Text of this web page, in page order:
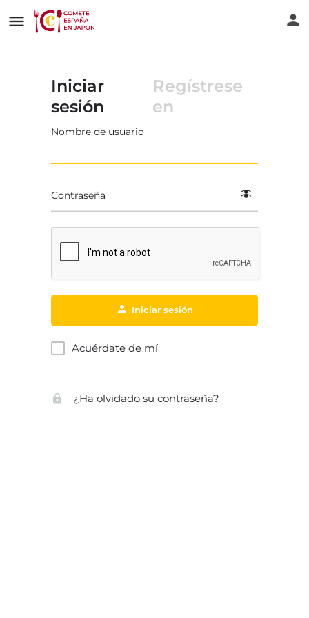
Iniciar
sesión
Regístrese
en
Nombre de usuario
Contraseña
Iniciar sesión
Acuérdate de mí
¿Ha olvidado su contraseña?